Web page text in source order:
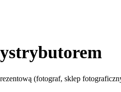
(fotograf, sklep